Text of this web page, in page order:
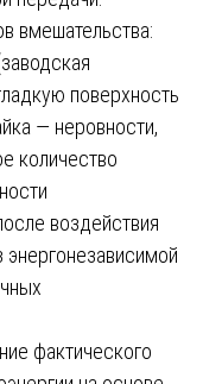
вмешательства:
поверхность
— неровности,
количество
воздействия
фактического